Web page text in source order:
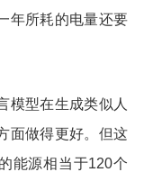
年所耗的电量还要
模型在生成类似人
面做得更好。但这
能源相当于120个